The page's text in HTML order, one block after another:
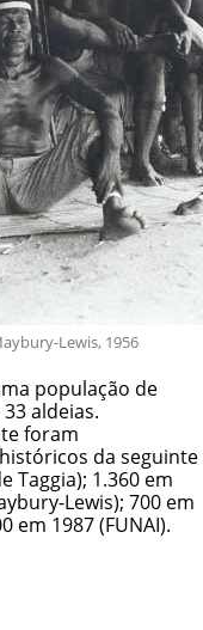
Lewis, 1956
população de
aldeias.
foram
da seguinte
Taggia); 1.360 em
Lewis); 700 em
em 1987 (FUNAI).